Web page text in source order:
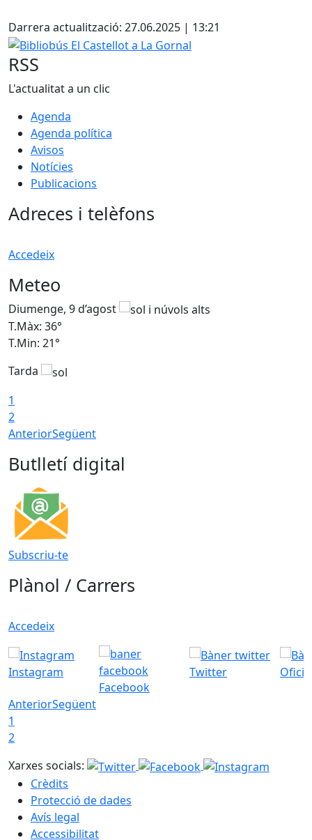
Darrera actualització: 27.06.2025 | 13:21
Bibliobús El Castellot a La Gornal
RSS
L'actualitat a un clic
Agenda
Agenda política
Avisos
Notícies
Publicacions
Adreces i telèfons
Accedeix
Meteo
Diumenge, 9 d’agost
T.Màx: 36°
T.Min: 21°
Tarda
1
2
AnteriorSegüent
Butlletí digital
Subscriu-te
Plànol / Carrers
Accedeix
Instagram
Facebook
Twitter
AnteriorSegüent
1
2
Xarxes socials:
Crèdits
Protecció de dades
Avís legal
Accessibilitat